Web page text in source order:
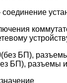
соединение
БП), разъемы